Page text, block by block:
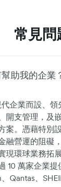
常見問
助我的企業
企業而設、領
開支管理，及
案。憑藉特別
融營運的阻礙
現環球業務拓
10 萬家企業提
Qantas、